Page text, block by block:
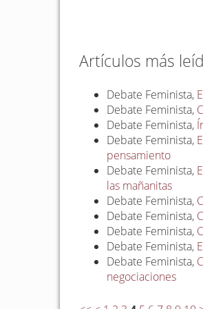
Artículos más
Debate Feminista,
Debate Feminista,
Debate Feminista,
Debate Feminista,
pensamiento
Debate Feminista,
las mañanitas
Debate Feminista,
Debate Feminista,
Debate Feminista,
Debate Feminista,
Debate Feminista,
negociaciones